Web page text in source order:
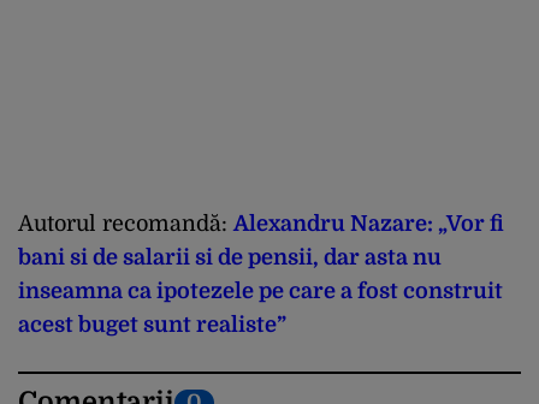
Autorul recomandă:Alexandru Nazare: „Vor fi
bani si de salarii si de pensii, dar asta nu
inseamna ca ipotezele pe care a fost construit
acest buget sunt realiste”